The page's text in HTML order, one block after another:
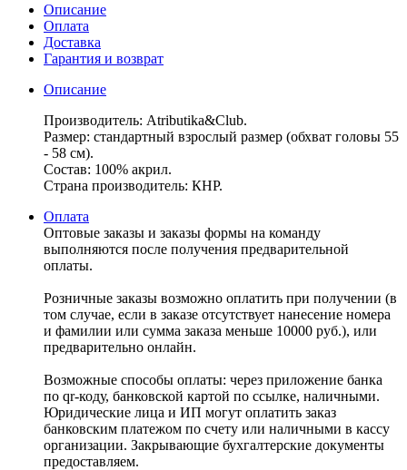
Описание
Оплата
Доставка
Гарантия и возврат
Описание
Производитель: Atributika&Club.
Размер: стандартный взрослый размер (обхват головы 55
- 58 см).
Состав: 100% акрил.
Страна производитель: КНР.
Оплата
Оптовые заказы и заказы формы на команду
выполняются после получения предварительной
оплаты.
Розничные заказы возможно оплатить при получении (в
том случае, если в заказе отсутствует нанесение номера
и фамилии или сумма заказа меньше 10000 руб.), или
предварительно онлайн.
Возможные способы оплаты: через приложение банка
по qr-коду, банковской картой по ссылке, наличными.
Юридические лица и ИП могут оплатить заказ
банковским платежом по счету или наличными в кассу
организации. Закрывающие бухгалтерские документы
предоставляем.